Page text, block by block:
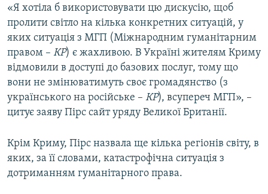
«Я хотіла б використовувати цю дискусію, щоб
пролити світло на кілька конкретних ситуацій, у
яких ситуація з МГП (Міжнародним гуманітарним
правом – КР) є жахливою. В Україні жителям Криму
відмовили в доступі до базових послуг, тому що
вони не змінюватимуть своє громадянство (з
українського на російське – КР), всупереч МГП», –
цитує заяву Пірс сайт уряду Великої Британії.
Крім Криму, Пірс назвала ще кілька регіонів світу, в
яких, за її словами, катастрофічна ситуація з
дотриманням гуманітарного права.